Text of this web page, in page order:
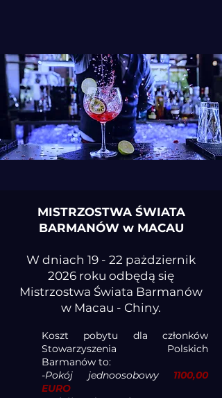
MISTRZOSTWA ŚWIATA
BARMANÓW w MACAU
W dniach 19 - 22 pażdziernik
2026 roku odbędą się
Mistrzostwa Świata Barmanów
w Macau - Chiny.
Koszt pobytu dla członków
Stowarzyszenia Polskich
Barmanów to:
-Pokój jednoosobowy 1100,00
EURO